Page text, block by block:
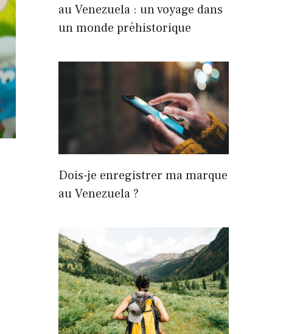
au Venezuela : un voyage dans
un monde préhistorique
Dois-je enregistrer ma marque
au Venezuela ?